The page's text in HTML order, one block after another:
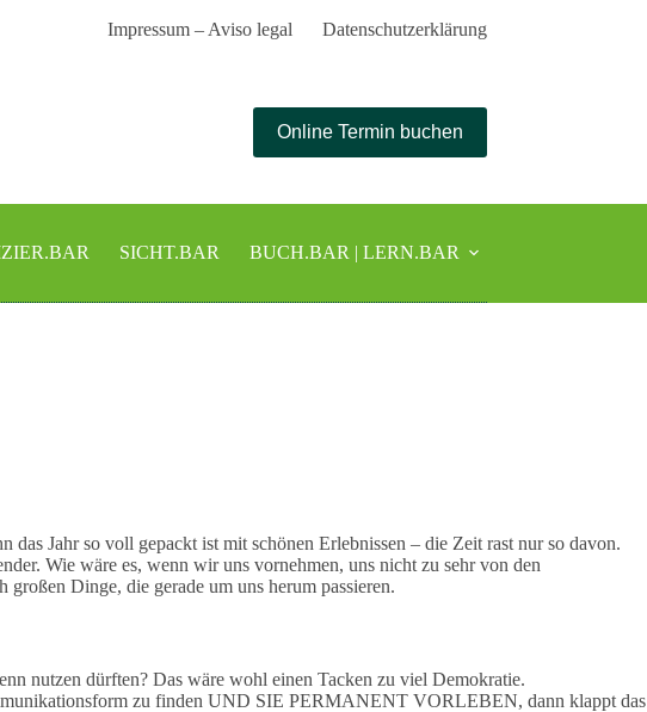
Impressum – Aviso legal Datenschutzerklärung
Online Termin buchen
SICHT.BAR BUCH.BAR | LERN.BAR
Jahr so voll gepackt ist mit schönen Erlebnissen – die Zeit rast nur so davon.
Wie wäre es, wenn wir uns vornehmen, uns nicht zu sehr von den
Dinge, die gerade um uns herum passieren.
nutzen dürften? Das wäre wohl einen Tacken zu viel Demokratie.
zu finden UND SIE PERMANENT VORLEBEN, dann klappt das